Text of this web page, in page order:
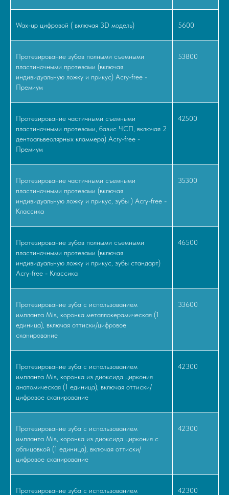
Wax-up цифровой ( включая 3D модель) 5600
Протезирование зубов полными съемными
пластиночными протезами (включая
индивидуальную ложку и прикус) Acry-free -
Премиум
53800
Протезирование частичными съемными
пластиночными протезами, базис ЧСП, включая 2
дентоальвеолярных кламмера) Acry-free -
Премиум
42500
Протезирование частичными съемными
пластиночными протезами (включая
индивидуальную ложку и прикус, зубы ) Acry-free -
Классика
35300
Протезирование зубов полными съемными
пластиночными протезами (включая
индивидуальную ложку и прикус, зубы стандарт)
Acry-free - Классика
46500
Протезирование зуба с использованием
импланта Mis, коронка металлокерамическая (1
единица), включая оттиски/цифровое
сканирование
33600
Протезирование зуба с использованием
импланта Mis, коронка из диоксида циркония
анатомическая (1 единица), включая оттиски/
цифровое сканирование
42300
Протезирование зуба с использованием
импланта Mis, коронка из диоксида циркония с
облицовкой (1 единица), включая оттиски/
цифровое сканирование
42300
Протезирование зуба с использованием
42300